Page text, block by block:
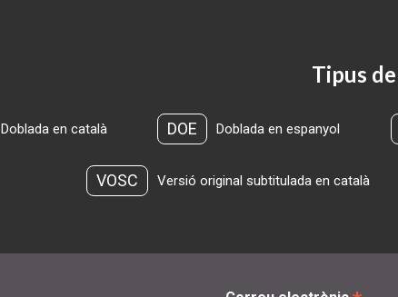
Tipus
Doblada en català DOE Doblada en espanyol
VOSC Versió original subtitulada en català